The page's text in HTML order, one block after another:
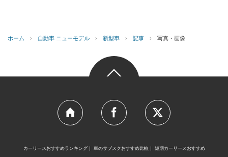
ホーム › 自動車 ニューモデル › 新型車 › 記事 › 写真・画像
カーリースおすすめランキング 車のサブスクおすすめ比較 短期カーリースおすすめ